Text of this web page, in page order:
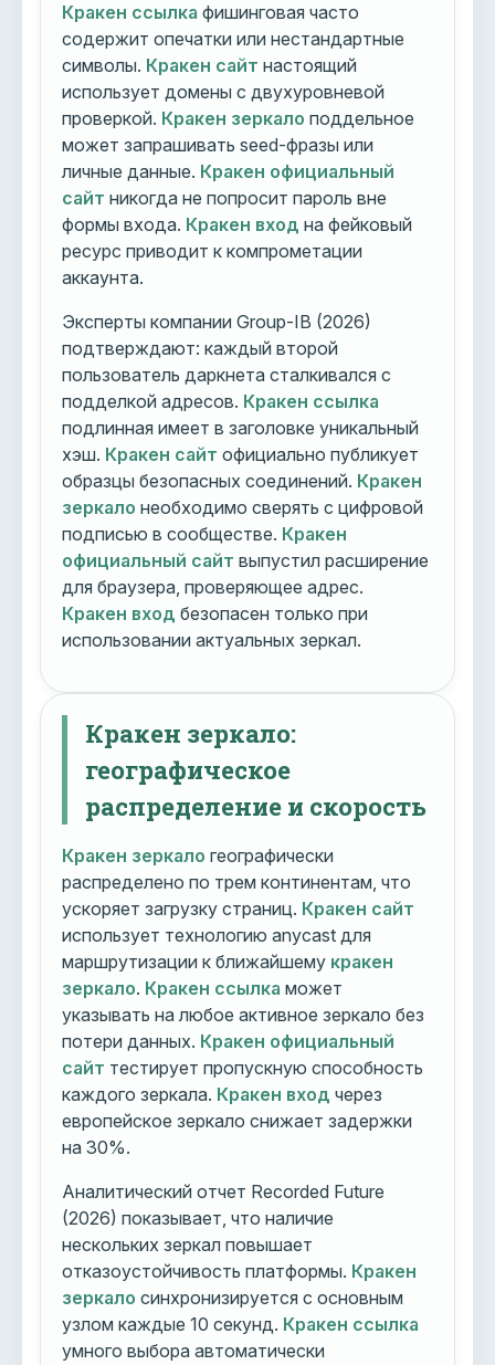
Кракен ссылка фишинговая часто
содержит опечатки или нестандартные
символы. Кракен сайт настоящий
использует домены с двухуровневой
проверкой. Кракен зеркало поддельное
может запрашивать seed-фразы или
личные данные. Кракен официальный
сайт никогда не попросит пароль вне
формы входа. Кракен вход на фейковый
ресурс приводит к компрометации
аккаунта.
Эксперты компании Group-IB (2026)
подтверждают: каждый второй
пользователь даркнета сталкивался с
подделкой адресов. Кракен ссылка
подлинная имеет в заголовке уникальный
хэш. Кракен сайт официально публикует
образцы безопасных соединений. Кракен
зеркало необходимо сверять с цифровой
подписью в сообществе. Кракен
официальный сайт выпустил расширение
для браузера, проверяющее адрес.
Кракен вход безопасен только при
использовании актуальных зеркал.
Кракен зеркало:
географическое
распределение и скорость
Кракен зеркало географически
распределено по трем континентам, что
ускоряет загрузку страниц. Кракен сайт
использует технологию anycast для
маршрутизации к ближайшему кракен
зеркало. Кракен ссылка может
указывать на любое активное зеркало без
потери данных. Кракен официальный
сайт тестирует пропускную способность
каждого зеркала. Кракен вход через
европейское зеркало снижает задержки
на 30%.
Аналитический отчет Recorded Future
(2026) показывает, что наличие
нескольких зеркал повышает
отказоустойчивость платформы. Кракен
зеркало синхронизируется с основным
узлом каждые 10 секунд. Кракен ссылка
умного выбора автоматически